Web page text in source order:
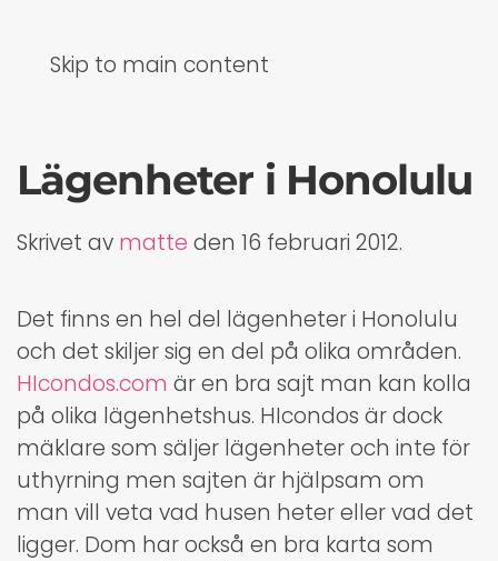
Skip to main content
Lägenheter i Honolulu
Skrivet av matte den 16 februari 2012.
Det finns en hel del lägenheter i Honolulu
och det skiljer sig en del på olika områden.
HIcondos.com är en bra sajt man kan kolla
på olika lägenhetshus. HIcondos är dock
mäklare som säljer lägenheter och inte för
uthyrning men sajten är hjälpsam om
man vill veta vad husen heter eller vad det
ligger. Dom har också en bra karta som